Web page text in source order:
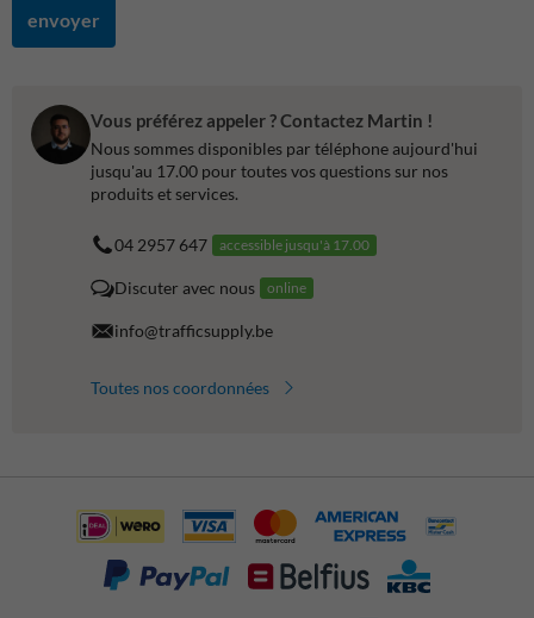
envoyer
Vous préférez appeler ? Contactez Martin !
Nous sommes disponibles par téléphone aujourd'hui
jusqu'au 17.00 pour toutes vos questions sur nos
produits et services.
04 2957 647 accessible jusqu'à 17.00
Discuter avec nous online
info@trafficsupply.be
Toutes nos coordonnées